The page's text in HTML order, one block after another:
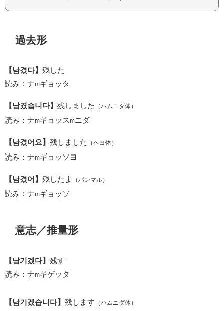
過去形
【남겼다】 残した
読み：ナmギョッタ
【남겼습니다】 残しました （ハムニダ体）
読み：ナmギョッスmニダ
【남겼어요】 残しました （ヘヨ体）
読み：ナmギョッソヨ
【남겼어】 残したよ （パンマル）
読み：ナmギョッソ
意志／推量形
【남기겠다】 残す
読み：ナmギゲッタ
【남기겠습니다】 残します （ハムニダ体）